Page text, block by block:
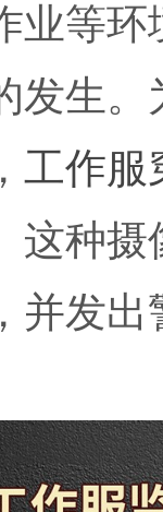
业等
发生
工作服
这种
并发出